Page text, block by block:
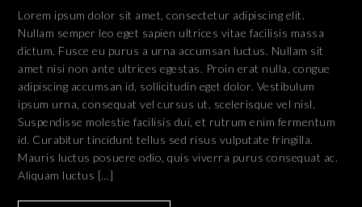
Lorem ipsum dolor sit amet, consectetur adipiscing elit.
Nullam semper leo eget sapien ultrices vitae facilisis massa
dictum. Fusce eu purus a urna accumsan luctus. Nullam sit
amet nisi non ante ultrices egestas. Proin erat nulla, congue
adipiscing accumsan id, sollicitudin eget dolor. Vestibulum
ipsum urna, consequat vel cursus ut, scelerisque vel nisl.
Suspendisse molestie facilisis dui, et rutrum enim fermentum
id. Curabitur tincidunt tellus sed risus vulputate fringilla.
Mauris luctus posuere odio, quis viverra purus consequat ac.
Aliquam luctus […]